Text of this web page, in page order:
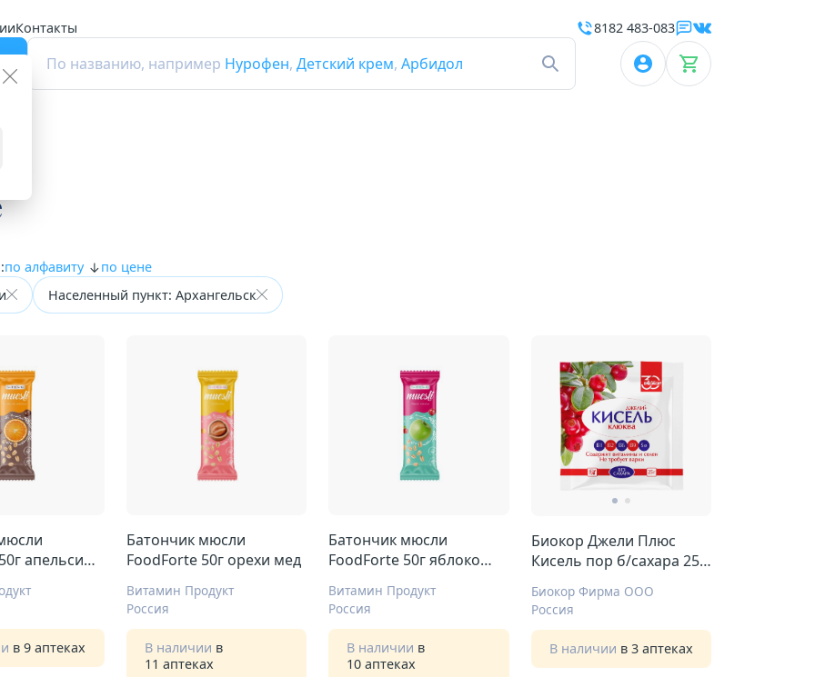
Контакты
По названию, например Нурофен, Детский крем, Арбидол
8182 483-083
по алфавиту
по цене
Населенный пункт: Архангельск
апельсин
в 9 аптеках
Батончик мюсли
FoodForte 50г орехи мед
Витамин Продукт
Россия
В наличии в
11 аптеках
Батончик мюсли
FoodForte 50г яблоко
Витамин Продукт
Россия
В наличии в
10 аптеках
Биокор Джели Плюс
Кисель пор б/сахара 25г
Биокор Фирма ООО
Россия
В наличии в 3 аптеках